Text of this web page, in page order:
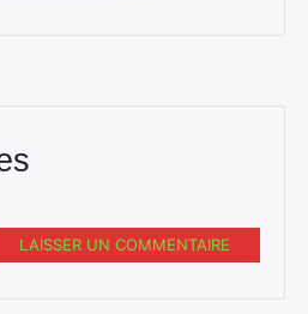
LAISSER UN COMMENTAIRE